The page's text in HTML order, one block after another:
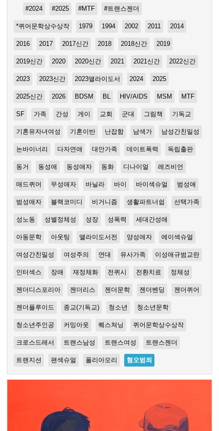
#2024 #2025 #MTF #트랜스젠더
*퀴어문학상수상작 1979 1994 2002 2011 2014
2016 2017 2017신간 2018 2018신간 2019
2019신간 2020 2020신간 2021 2021신간 2022신간
2023 2023신간 2023앨라이도서 2024 2025
2025신간 2026 BDSM BL HIV/AIDS MSM MTF
SF 가족 간성 게이 교회 군대 그림책 기독교
기혼유자녀여성 기혼이반 난잡함 남색가 남성간친밀성
논바이너리 다자연애 대안가족 데이트폭력 독립출판
동거 동성애 동성애자 동화 디나이얼 레즈비언
매드퀴어 무성애자 바닐라 바이 바이섹슈얼 범성애
범성애자 블랙코미디 비거니즘 생활파트너쉽 선택가족
성노동 성별정체성 성장 성폭력 세대간성애
아동문학 아웃팅 앨라이도서전 양성애자 에이섹슈얼
여성간친밀성 여성주의 연대 유사가족 이성애규범교란
인터섹스 장애 재정체화 전퀴시 전환치료 정체성
젠더디스포리아 젠더리스 젠더문학 젠더벤딩 젠더퀴어
젠더플루이드 종교(기독교) 청소년 청소년문학
청소년주인공 커밍아웃 퀘스쳐닝 퀴어문학상수상작
크로스드레서 트랜스남성 트랜스여성 트랜스젠더
트랜지션 팬섹슈얼 폴리아모리 혐오범죄